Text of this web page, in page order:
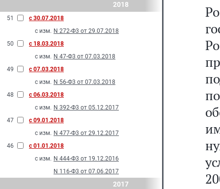
2018
51
с 30.07.2018
с изм. N 272-Ф3 от 29.07.2018
50
с 18.03.2018
с изм. N 47-Ф3 от 07.03.2018
49
с 07.03.2018
с изм. N 56-Ф3 от 07.03.2018
48
с 06.03.2018
с изм. N 392-Ф3 от 05.12.2017
47
с 09.01.2018
с изм. N 477-Ф3 от 29.12.2017
46
с 01.01.2018
с изм. N 444-Ф3 от 19.12.2016
N 116-Ф3 от 07.06.2017
2017